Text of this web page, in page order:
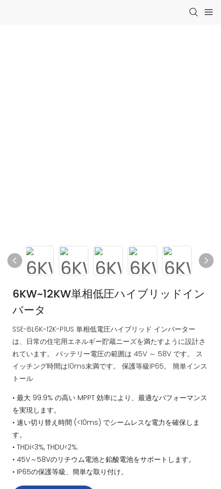
6KW~12KW単相低圧ハイブリッドイン
バータ
SSE-BL6K~12K-P1US 単相低電圧ハイブリッド インバーター
は、日常の住宅用エネルギー貯蔵ニーズを満たすように設計さ
れています。 バッテリー電圧の範囲は 45V ～ 58V です。 ス
イッチング時間は10ms未満です。 保護等級IP65。 簡単インス
トール
• 最大 99.9% の高い MPPT 効率により、最適なパフォーマンス
を実現します。
• 速い切り替え時間 (<10ms) でシームレスな電力を確保しま
す。
• THDi<3%, THDU<2%.
• 45V～58Vのリチウム電池と鉛酸電池をサポートします。
• IP65の保護等級、簡単な取り付け。